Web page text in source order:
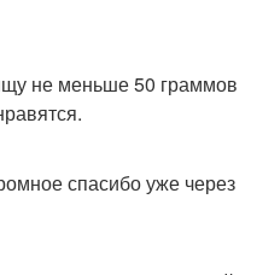
не меньше 50 граммов
спасибо уже через